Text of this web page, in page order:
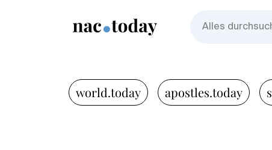
world.today apostles.today